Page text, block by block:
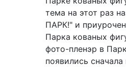
тема на этот раз
ПАРК!" и
Парка кованых
фото-пленэр в
появились сначала